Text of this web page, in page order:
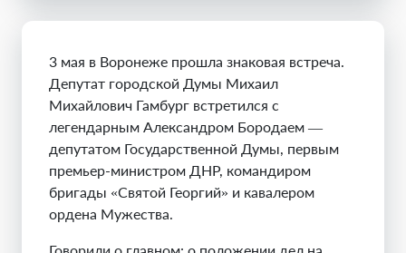
3 мая в Воронеже прошла знаковая встреча.
Депутат городской Думы Михаил
Михайлович Гамбург встретился с
легендарным Александром Бородаем —
депутатом Государственной Думы, первым
премьер-министром ДНР, командиром
бригады «Святой Георгий» и кавалером
ордена Мужества.